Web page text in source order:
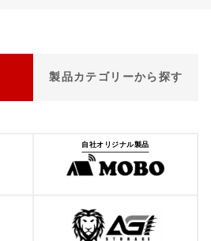
製品カテゴリーから探す
自社オリジナル製品